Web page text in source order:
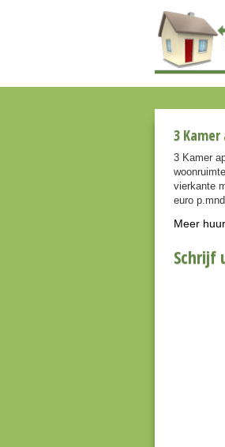
3
3 Kamer
vierkante
euro
Meer
Schrijf